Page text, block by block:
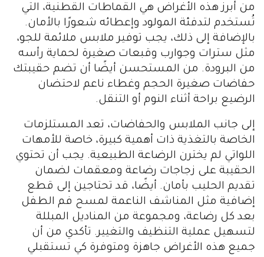
من أبرز هذه الأغراض هي القماطات القطنية، التي
تُستخدم لتدفئة المولود وإعطائه شعورًا بالأمان.
بالإضافة إلى ذلك، يجب توفير ملابس ملائمة للجو،
مثل سترات وجوارب وقبعات صغيرة لحماية رأسه
من البرودة. من المستحسن أيضًا أن تضم حقيبتك
حفاضات صغيرة الحجم وغطاء ناعم لاحتضان
الرضيع براحة أثناء النوم أو التنقل.
إلى جانب الملابس والحفاضات، تعد المستلزمات
الخاصة بالتغذية ذات أهمية كبيرة، خاصة للأمهات
اللواتي لم يخترن الرضاعة الطبيعية. يجب أن تحتوي
الحقيبة على زجاجات رضاعة ومعقمات لضمان
تقديم الحليب بأمان. أيضًا، قد تحتاجين إلى قطع
إضافية مثل المناشف الناعمة لمسح فم الطفل
بعد كل رضاعة، ومجموعة من المناديل المبللة
لتسهيل عملية التنظيف والتغيير. تأكدي من أن
جميع هذه الأغراض جاهزة ومتوفرة كي تستقبلي